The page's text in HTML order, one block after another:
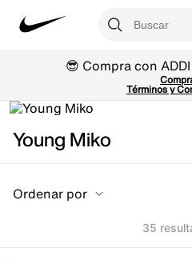
😎 Compra con
Términos y
Young Miko
Ordenar por
35